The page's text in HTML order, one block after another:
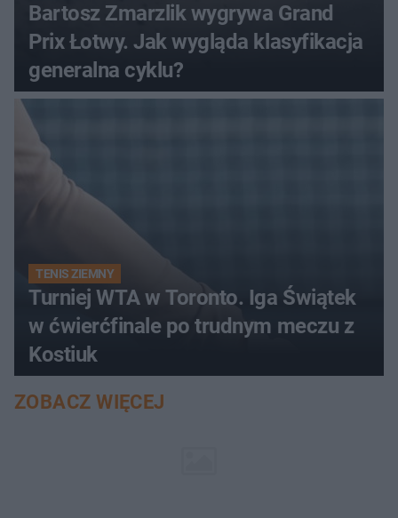
Bartosz Zmarzlik wygrywa Grand
Prix Łotwy. Jak wygląda klasyfikacja
generalna cyklu?
TENIS ZIEMNY
Turniej WTA w Toronto. Iga Świątek
w ćwierćfinale po trudnym meczu z
Kostiuk
ZOBACZ WIĘCEJ